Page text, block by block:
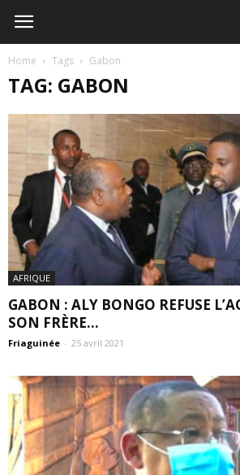
Home Tags Gabon
TAG: GABON
AFRIQUE
GABON : ALY BONGO REFUSE
SON FRÈRE...
Friaguinée - 25 avril 2021